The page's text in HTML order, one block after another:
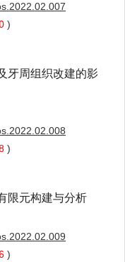
)
牙周组织改建的影
)
限元构建与分析
)